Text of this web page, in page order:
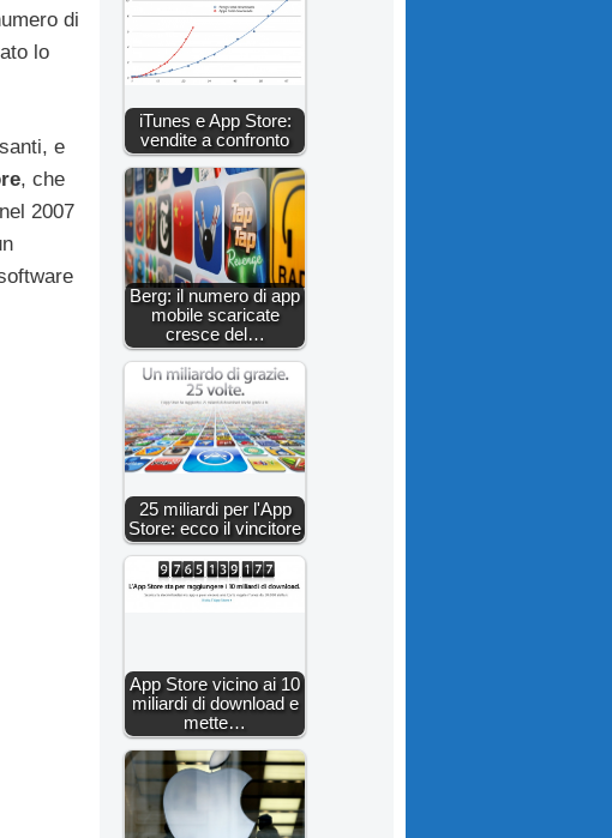
di
lo
e
, che
2007
iTunes e App Store:
vendite a confronto
Berg: il numero di app
mobile scaricate
cresce del…
25 miliardi per l'App
Store: ecco il vincitore
App Store vicino ai 10
miliardi di download e
mette…